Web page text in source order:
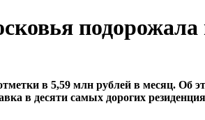
в 5,59 млн рублей в месяц. Об
в десяти самых дорогих